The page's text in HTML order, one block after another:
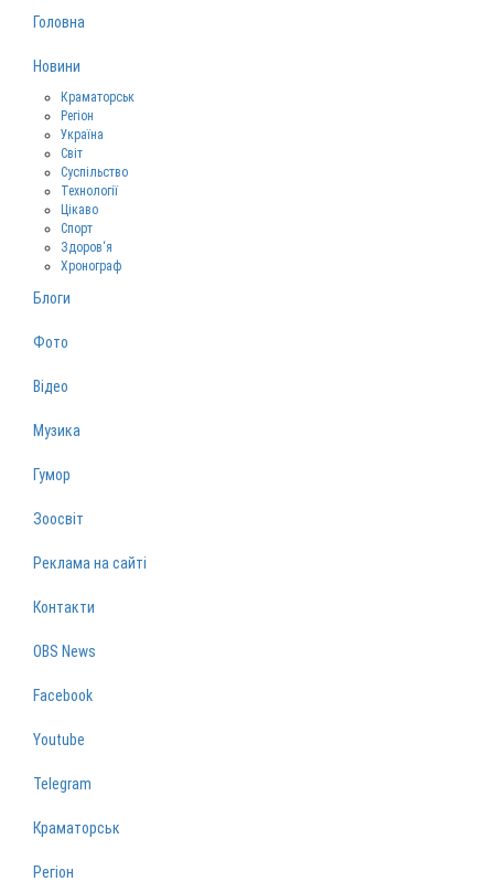
Головна
Новини
Краматорськ
Регіон
Україна
Світ
Суспільство
Технології
Цікаво
Спорт
Здоров‘я
Хронограф
Блоги
Фото
Відео
Музика
Гумор
Зоосвіт
Реклама на сайті
Контакти
OBS News
Facebook
Youtube
Telegram
Краматорськ
Регіон